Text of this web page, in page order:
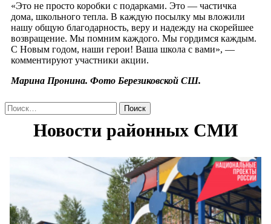
«Это не просто коробки с подарками. Это — частичка
дома, школьного тепла. В каждую посылку мы вложили
нашу общую благодарность, веру и надежду на скорейшее
возвращение. Мы помним каждого. Мы гордимся каждым.
С Новым годом, наши герои! Ваша школа с вами», —
комментируют участники акции.
Марина Пронина. Фото Березиковской СШ.
Найти: